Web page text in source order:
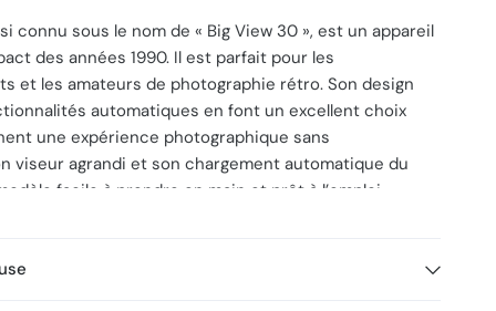
connu sous le nom de « Big View 30 », est un appareil
des années 1990. Il est parfait pour les
et les amateurs de photographie rétro. Son design
automatiques en font un excellent choix
une expérience photographique sans
viseur agrandi et son chargement automatique du
facile à prendre en main et prêt à l’emploi.